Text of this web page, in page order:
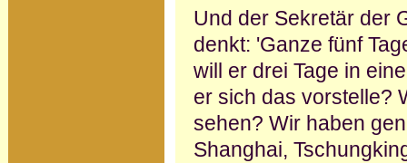
Und der Sekretär der
denkt: 'Ganze fünf
will er drei Tage in
er sich das vorstelle?
sehen? Wir haben
Shanghai,